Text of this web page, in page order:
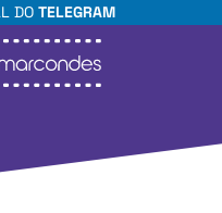
DO TELEGRAM